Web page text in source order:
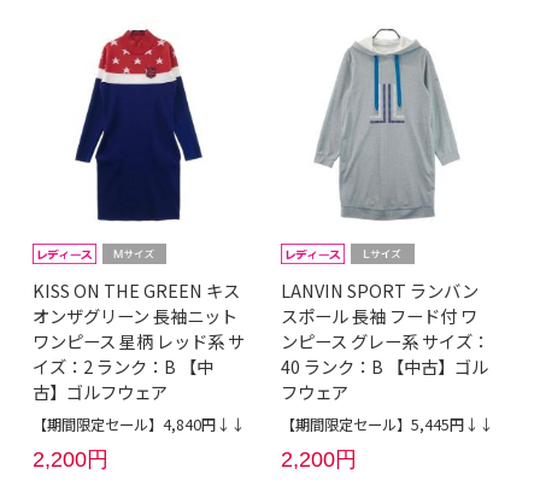
KISS ON THE GREEN キス
オンザグリーン 長袖ニット
ワンピース 星柄 レッド系 サ
イズ：2 ランク：B 【中
古】ゴルフウェア
【期間限定セール】4,840円↓↓
2,200円
LANVIN SPORT ランバン
スポール 長袖 フード付 ワ
ンピース グレー系 サイズ：
40 ランク：B 【中古】ゴル
フウェア
【期間限定セール】5,445円↓↓
2,200円